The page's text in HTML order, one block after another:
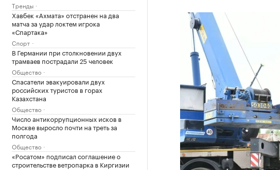
Тренды
Хавбек «Ахмата» отстранен на два
матча за удар локтем игрока
«Спартака»
Спорт
В Германии при столкновении двух
трамваев пострадали 25 человек
Общество
Спасатели эвакуировали двух
российских туристов в горах
Казахстана
Общество
Число антикоррупционных исков в
Москве выросло почти на треть за
полгода
Общество
«Росатом» подписал соглашение о
строительстве ветропарка в Киргизии